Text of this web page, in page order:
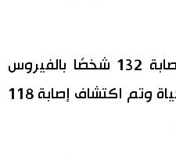
وفي الوقت نفسه، ثبتت إصابة 132 شخصًا بالفيروس
أثناء وجودهم على قيد الحياة وتم اكتشاف إصابة 118